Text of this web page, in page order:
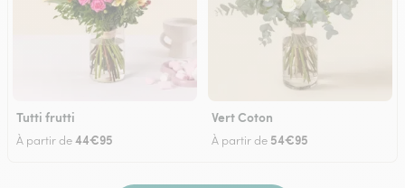
Tutti frutti
À partir de44€95
Vert Coton
À partir de 54€95